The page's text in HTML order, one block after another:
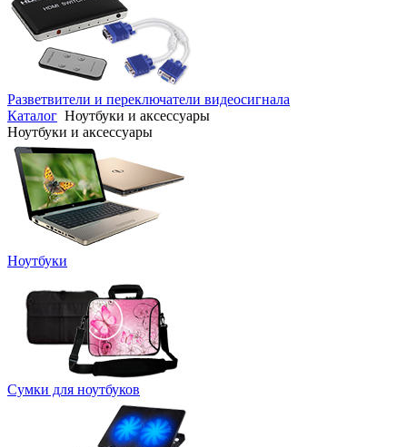
Разветвители и переключатели видеосигнала
Каталог Ноутбуки и аксессуары
Ноутбуки и аксессуары
Ноутбуки
Сумки для ноутбуков